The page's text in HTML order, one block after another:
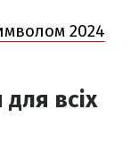
2024
всіх